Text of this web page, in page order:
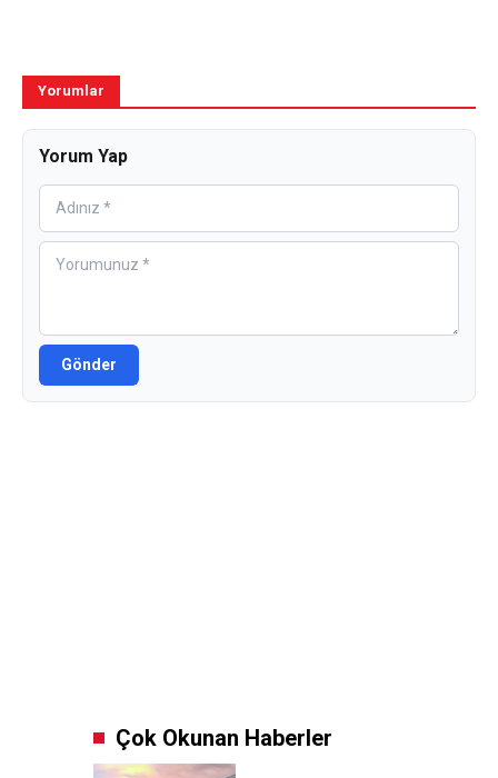
Yorumlar
Yorum Yap
Gönder
Çok Okunan Haberler